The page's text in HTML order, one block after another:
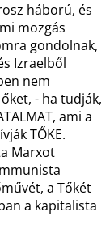
háború, és
mozgás
gondolnak,
Izraelből
nem
- ha tudják,
ami a
TŐKE.
Marxot
a Tőkét
a kapitalista